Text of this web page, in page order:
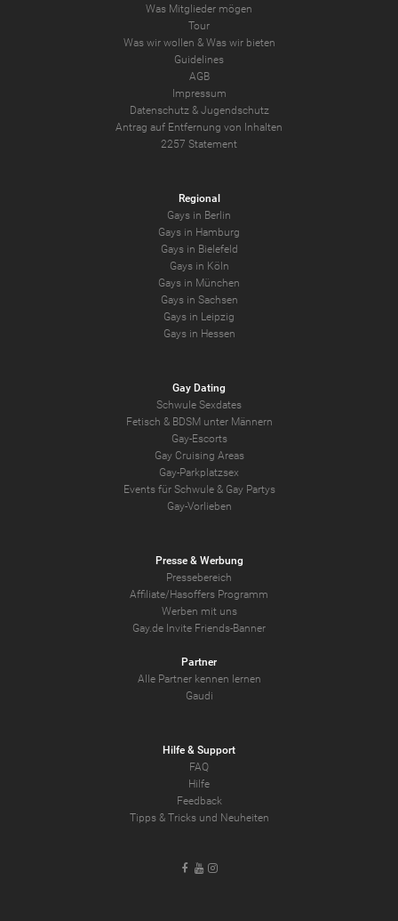
Was Mitglieder mögen
Tour
Was wir wollen & Was wir bieten
Guidelines
AGB
Impressum
Datenschutz& Jugendschutz
Antrag auf Entfernung von Inhalten
2257 Statement
Regional
Gays in Berlin
Gays in Hamburg
Gays in Bielefeld
Gays in Köln
Gays in München
Gays in Sachsen
Gays in Leipzig
Gays in Hessen
Gay Dating
Schwule Sexdates
Fetisch & BDSM unter Männern
Gay-Escorts
Gay Cruising Areas
Gay-Parkplatzsex
Events für Schwule & Gay Partys
Gay-Vorlieben
Presse & Werbung
Pressebereich
Affiliate/Hasoffers Programm
Werben mit uns
Gay.de Invite Friends-Banner
Partner
Alle Partner kennen lernen
Gaudi
Hilfe & Support
FAQ
Hilfe
Feedback
Tipps & Tricks und Neuheiten
Facebook
YoutubeInstagram